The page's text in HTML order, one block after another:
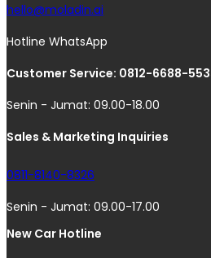
hello@moladin.ai
Hotline WhatsApp
Customer Service: 0812-6688-
Senin - Jumat: 09.00-18.00
Sales & Marketing Inquiries
0811-8140-8326
Senin - Jumat: 09.00-17.00
New Car Hotline